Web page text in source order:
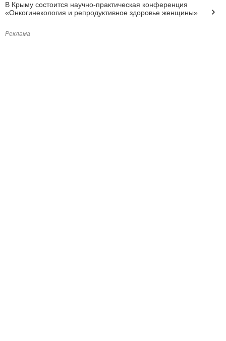
В Крыму состоится научно-практическая конференция
«Онкогинекология и репродуктивное здоровье женщины»
Реклама